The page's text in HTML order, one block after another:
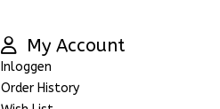
My Account
Inloggen
Order History